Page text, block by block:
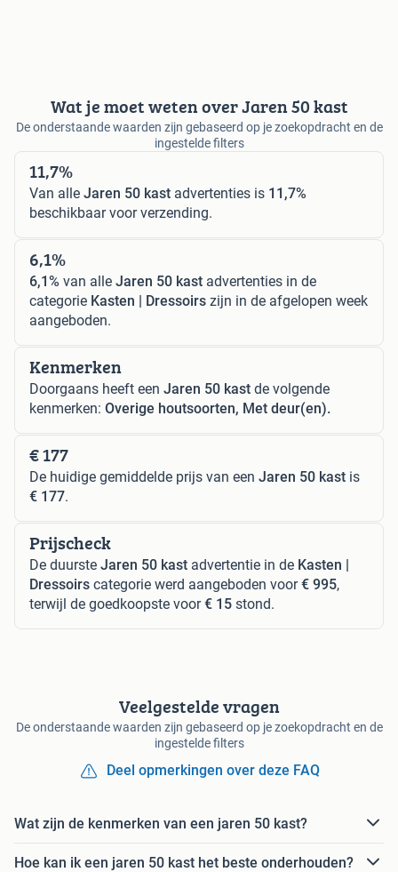
Wat je moet weten over Jaren 50 kast
De onderstaande waarden zijn gebaseerd op je zoekopdracht en de
ingestelde filters
11,7%
Van alle Jaren 50 kast advertenties is 11,7%
beschikbaar voor verzending.
6,1%
6,1% van alle Jaren 50 kast advertenties in de
categorie Kasten | Dressoirs zijn in de afgelopen week
aangeboden.
Kenmerken
Doorgaans heeft een Jaren 50 kast de volgende
kenmerken: Overige houtsoorten, Met deur(en).
€ 177
De huidige gemiddelde prijs van een Jaren 50 kast is
€ 177.
Prijscheck
De duurste Jaren 50 kast advertentie in de Kasten |
Dressoirs categorie werd aangeboden voor€ 995,
terwijl de goedkoopste voor€ 15 stond.
Veelgestelde vragen
De onderstaande waarden zijn gebaseerd op je zoekopdracht en de
ingestelde filters
Deel opmerkingen over deze FAQ
Wat zijn de kenmerken van een jaren 50 kast?
Hoe kan ik een jaren 50 kast het beste onderhouden?